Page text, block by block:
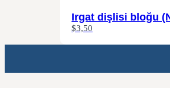
Irgat dişlisi bloğu
$3,50